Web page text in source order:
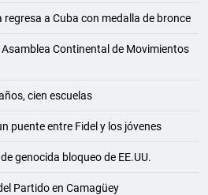
a Cuba con medalla de bronce
Continental de Movimientos
cien escuelas
puente entre Fidel y los jóvenes
genocida bloqueo de EE.UU.
Partido en Camagüey